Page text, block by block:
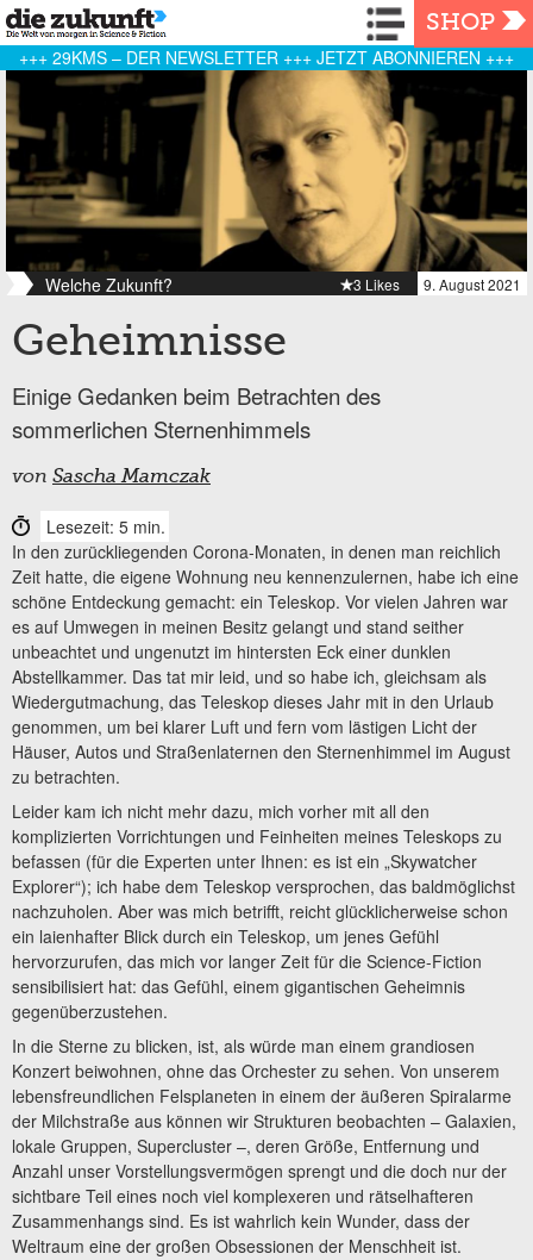
Navigation
SHOP
+++ 29KMS – DER NEWSLETTER +++ JETZT ABONNIEREN +++
Welche Zukunft? 9. August 2021
3 Likes
Geheimnisse
Einige Gedanken beim Betrachten des
sommerlichen Sternenhimmels
von Sascha Mamczak
Lesezeit: 5 min.
In den zurückliegenden Corona-Monaten, in denen man reichlich
Zeit hatte, die eigene Wohnung neu kennenzulernen, habe ich eine
schöne Entdeckung gemacht: ein Teleskop. Vor vielen Jahren war
es auf Umwegen in meinen Besitz gelangt und stand seither
unbeachtet und ungenutzt im hintersten Eck einer dunklen
Abstellkammer. Das tat mir leid, und so habe ich, gleichsam als
Wiedergutmachung, das Teleskop dieses Jahr mit in den Urlaub
genommen, um bei klarer Luft und fern vom lästigen Licht der
Häuser, Autos und Straßenlaternen den Sternenhimmel im August
zu betrachten.
Leider kam ich nicht mehr dazu, mich vorher mit all den
komplizierten Vorrichtungen und Feinheiten meines Teleskops zu
befassen (für die Experten unter Ihnen: es ist ein „Skywatcher
Explorer“); ich habe dem Teleskop versprochen, das baldmöglichst
nachzuholen. Aber was mich betrifft, reicht glücklicherweise schon
ein laienhafter Blick durch ein Teleskop, um jenes Gefühl
hervorzurufen, das mich vor langer Zeit für die Science-Fiction
sensibilisiert hat: das Gefühl, einem gigantischen Geheimnis
gegenüberzustehen.
In die Sterne zu blicken, ist, als würde man einem grandiosen
Konzert beiwohnen, ohne das Orchester zu sehen. Von unserem
lebensfreundlichen Felsplaneten in einem der äußeren Spiralarme
der Milchstraße aus können wir Strukturen beobachten – Galaxien,
lokale Gruppen, Supercluster –, deren Größe, Entfernung und
Anzahl unser Vorstellungsvermögen sprengt und die doch nur der
sichtbare Teil eines noch viel komplexeren und rätselhafteren
Zusammenhangs sind. Es ist wahrlich kein Wunder, dass der
Weltraum eine der großen Obsessionen der Menschheit ist.